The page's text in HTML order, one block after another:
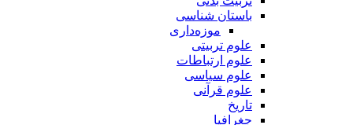
باستان شناسی
موزه‌داری
علوم تربیتی
علوم ارتباطات
علوم سیاسی
علوم قرآنی
تاریخ
جغرافیا